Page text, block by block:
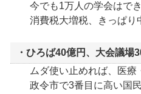
今でも1万人の学会はで
消費税大増税、きっぱり
・ひろば40億円、大会議場
ムダ使い止めれば、医療
政令市で3番目に高い国民